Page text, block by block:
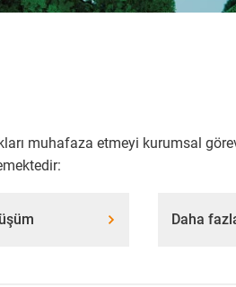
muhafaza etmeyi kurumsal
Daha